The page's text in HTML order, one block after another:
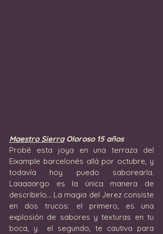
Maestro Sierra Oloroso 15 años
Probé esta joya en una terraza del
Eixample barcelonés allá por octubre, y
todavía hoy puedo saborearla.
Laaaaargo es la única manera de
describirlo... La magia del Jerez consiste
en dos trucos: el primero, es una
explosión de sabores y texturas en tu
boca, y  el segundo, te cautiva para